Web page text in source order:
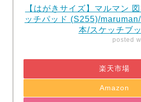
【はがきサイズ】マルマン
ッチパッド (S255)/
本/スケッチブ
posted
楽天市場
Amazon